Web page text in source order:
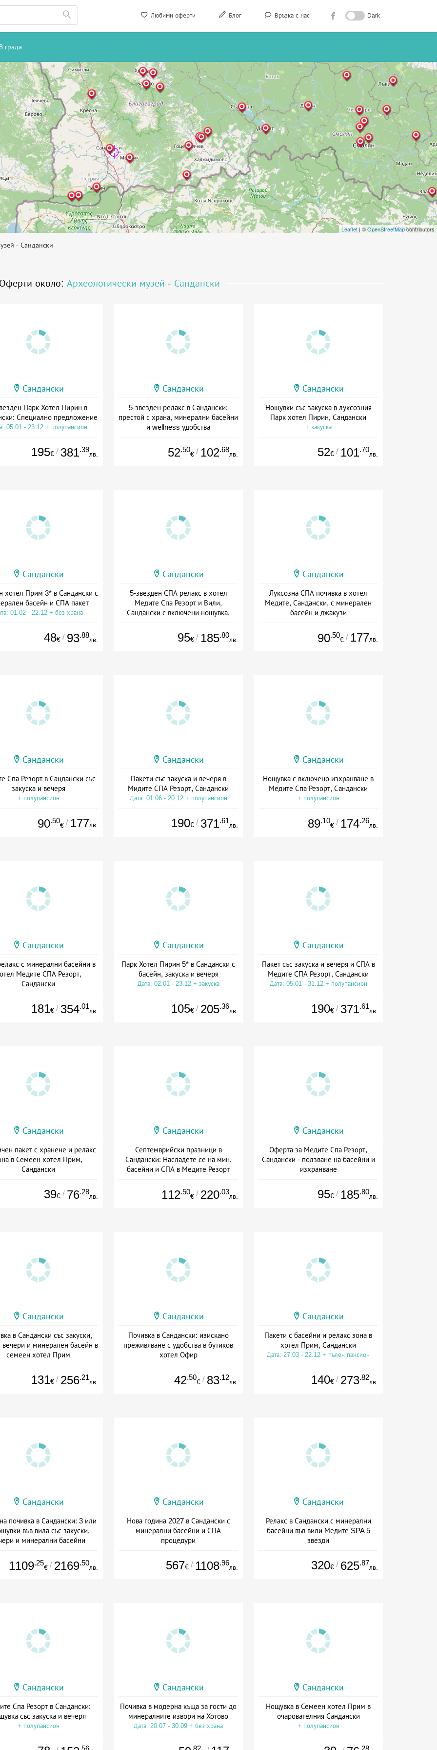
Любими оферти Блог Връзка с нас Dark
В града
Leaflet | ©OpenStreetMapcontributors
- Сандански
Оферти около: Археологически музей - Сандански
Сандански
Парк Хотел Пирин в
Специално предложение
05.01 - 23.12 + полупансион
195€ / 381.39
лв.
Сандански
5-звезден релакс в Сандански:
престой с храна, минерални басейни
и wellness удобства
52.50
€ / 102.68
лв.
Сандански
Нощувки със закуска в луксозния
Парк хотел Пирин, Сандански
+ закуска
52€ / 101.70
лв.
Сандански
хотел Прим 3* в Сандански с
басейн и СПА пакет
01.02 - 22.12 + без храна
48€ / 93.88
лв.
Сандански
5-звезден СПА релакс в хотел
Медите Спа Резорт и Вили,
Сандански с включени нощувка,
Дата: 02.01 - 30.12 + полупансион
95€ / 185.80
лв.
Сандански
Луксозна СПА почивка в хотел
Медите, Сандански, с минерален
басейн и джакузи
90.50
€ / 177лв.
Сандански
Спа Резорт в Сандански със
закуска и вечеря
+ полупансион
90.50
€ / 177лв.
Сандански
Пакети със закуска и вечеря в
Мидите СПА Резорт, Сандански
Дата: 01.06 - 20.12 + полупансион
190€ / 371.61
лв.
Сандански
Нощувка с включено изхранване в
Медите Спа Резорт, Сандански
+ полупансион
89.10
€ / 174.26
лв.
Сандански
с минерални басейни в
Медите СПА Резорт,
Сандански
181€ / 354.01
лв.
Сандански
Парк Хотел Пирин 5* в Сандански с
басейн, закуска и вечеря
Дата: 02.01 - 23.12 + закуска
105€ / 205.36
лв.
Сандански
Пакет със закуска и вечеря и СПА в
Медите СПА Резорт, Сандански
Дата: 05.01 - 31.12 + полупансион
190€ / 371.61
лв.
Сандански
пакет с хранене и релакс
в Семеен хотел Прим,
Сандански
39€ / 76.28
лв.
Сандански
Септемврийски празници в
Сандански: Насладете се на мин.
басейни и СПА в Медите Резорт
112.50
€ / 220.03
лв.
Сандански
Оферта за Медите Спа Резорт,
Сандански - ползване на басейни и
изхранване
95€ / 185.80
лв.
Сандански
в Сандански със закуски,
вечери и минерален басейн в
семеен хотел Прим
131€ / 256.21
лв.
Сандански
Почивка в Сандански: изискано
преживяване с удобства в бутиков
хотел Офир
42.50
€ / 83.12
лв.
Сандански
Пакети с басейни и релакс зона в
хотел Прим, Сандански
Дата: 27.03 - 22.12 + пълен пансион
140€ / 273.82
лв.
Сандански
почивка в Сандански: 3 или
във вила със закуски,
и минерални басейни
1109.25
€ / 2169.50
лв.
Сандански
Нова година 2027 в Сандански с
минерални басейни и СПА
процедури
567€ / 1108.96
лв.
Сандански
Релакс в Сандански с минерални
басейни във вили Медите SPA 5
звезди
320€ / 625.87
лв.
Сандански
Спа Резорт в Сандански:
със закуска и вечеря
+ полупансион
.56
Сандански
Почивка в модерна къща за гости до
минералните извори на Хотово
Дата: 20.07 - 30.09 + без храна
.82
Сандански
Нощувка в Семеен хотел Прим в
очарователния Сандански
+ полупансион
.28